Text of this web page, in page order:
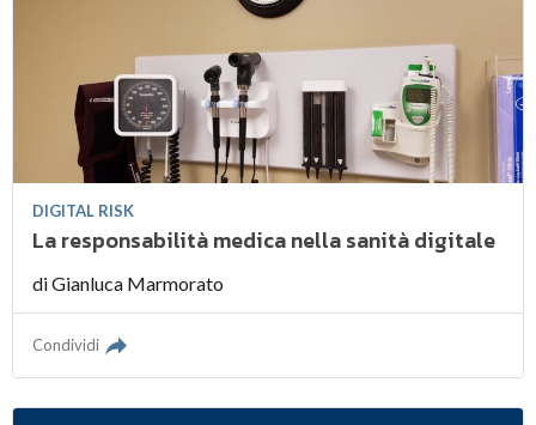
DIGITAL RISK
La responsabilità medica nella sanità digitale
diGianluca Marmorato
Condividi